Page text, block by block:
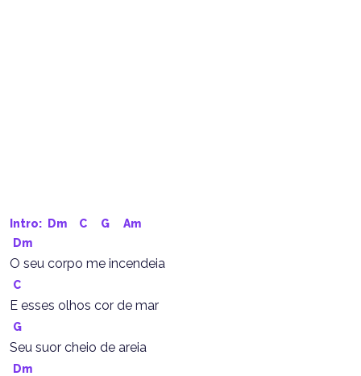
Intro: Dm C G
Am
Dm
O seu corpo me incendeia
C
E esses olhos cor de mar
G
Seu suor cheio de areia
Dm